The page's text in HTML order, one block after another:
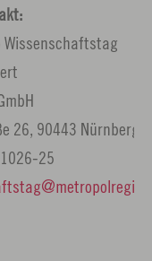
Wissenschaftstag
26, 90443 Nürnberg
25